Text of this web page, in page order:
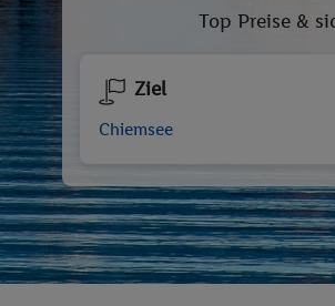
Top Preise &
Ziel